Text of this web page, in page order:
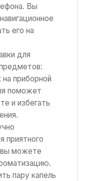
Вы
его на
для
приборной
поможет
и избегать
приятного
вы можете
пару капель